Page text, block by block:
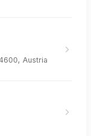
Austria